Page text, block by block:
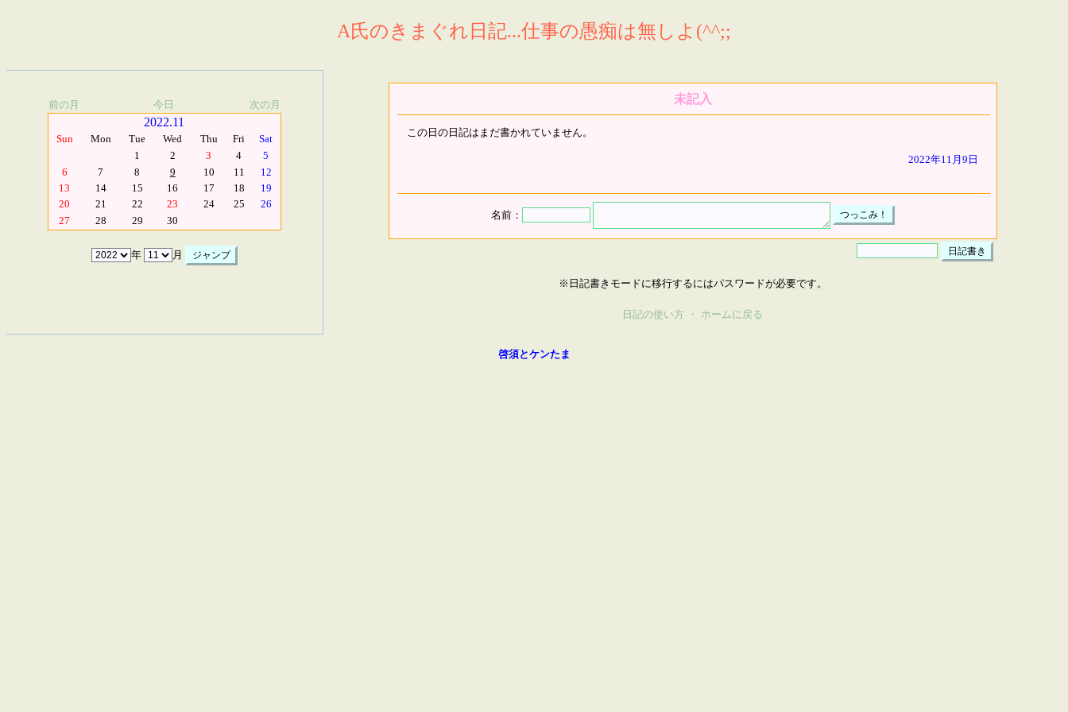
A氏のきまぐれ日記...仕事の愚痴は無しよ(^^;;
前の月 今日 次の月
2022.11
Sun Mon Tue Wed Thu Fri
Sat
1
2 3 4
5
6
7 8 9 10 11
12
13
14 15 16 17 18
19
20
21 22 23 24 25
26
27
28 29 30
年 月
未記入
この日の日記はまだ書かれていません。
2022年11月9日
名前：
※日記書きモードに移行するにはパスワードが必要です。
日記の使い方 ・ ホームに戻る
啓須とケンたま